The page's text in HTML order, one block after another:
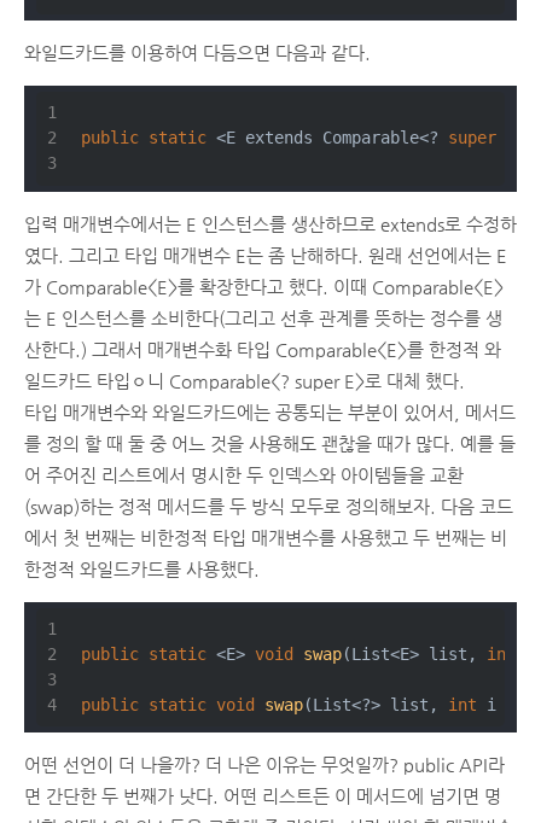
와일드카드를 이용하여 다듬으면 다음과 같다.
public static <E extends Comparable<? super
입력 매개변수에서는 E 인스턴스를 생산하므로 extends로 수정하
였다. 그리고 타입 매개변수 E는 좀 난해하다. 원래 선언에서는 E
가 Comparable<E>를 확장한다고 했다. 이때 Comparable<E>
는 E 인스턴스를 소비한다(그리고 선후 관계를 뜻하는 정수를 생
산한다.) 그래서 매개변수화 타입 Comparable<E>를 한정적 와
일드카드 타입ㅇ니 Comparable<? super E>로 대체 했다.
타입 매개변수와 와일드카드에는 공통되는 부분이 있어서, 메서드
를 정의 할 때 둘 중 어느 것을 사용해도 괜찮을 때가 많다. 예를 들
어 주어진 리스트에서 명시한 두 인덱스와 아이템들을 교환
(swap)하는 정적 메서드를 두 방식 모두로 정의해보자. 다음 코드
에서 첫 번째는 비한정적 타입 매개변수를 사용했고 두 번째는 비
한정적 와일드카드를 사용했다.
public static <E> void swap(List<E> list, int
public static void swap(List<?> list, int i ,
어떤 선언이 더 나을까? 더 나은 이유는 무엇일까? public API라
면 간단한 두 번째가 낫다. 어떤 리스트든 이 메서드에 넘기면 명